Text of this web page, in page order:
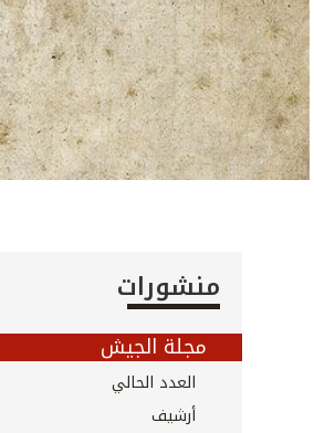
منشورات
مجلة الجيش
العدد الحالي
أرشيف